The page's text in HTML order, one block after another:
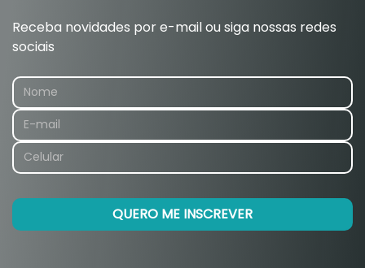
Receba novidades por e-mail ou siga nossas redes
sociais